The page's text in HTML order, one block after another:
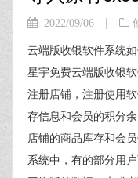
2022/09/06 |
云端版收银软件系统
星宇免费云端版收银
注册店铺，注册使用
存信息和会员的积分
店铺的商品库存和会
系统中，有的部分用